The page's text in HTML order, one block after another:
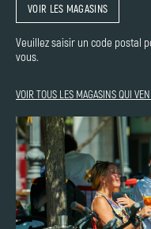
VOIR LES MAGASINS
Veuillez saisir un code postal
vous.
VOIR TOUS LES MAGASINS QUI